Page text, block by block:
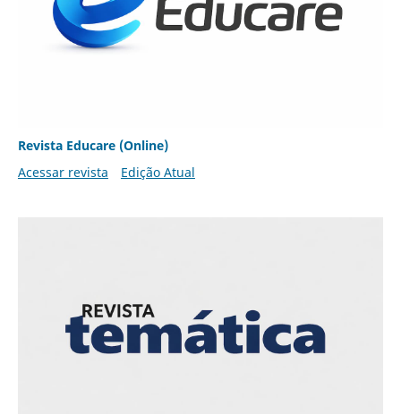
Revista Educare (Online)
Acessar revista
Edição Atual